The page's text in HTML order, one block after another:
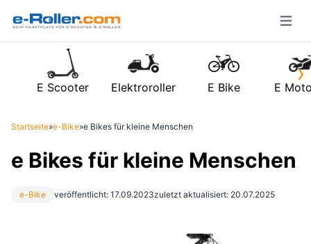
Open
›
E Scooter Elektroroller E Bike E
Startseite»e-Bike»e Bikes für kleine Menschen
e Bikes für kleine Menschen
e-Bike veröffentlicht: 17.09.2023zuletzt aktualisiert: 20.07.2025